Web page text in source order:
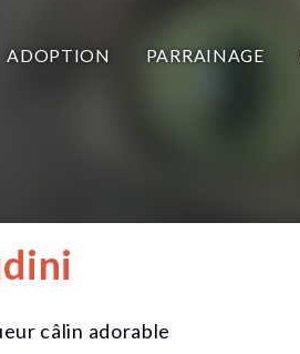
ADOPTION PARRAINAGE
câlin adorable